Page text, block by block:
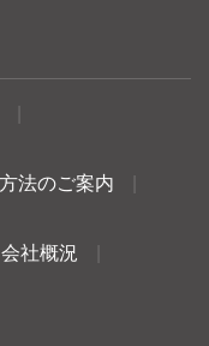
法のご案内
会社概況